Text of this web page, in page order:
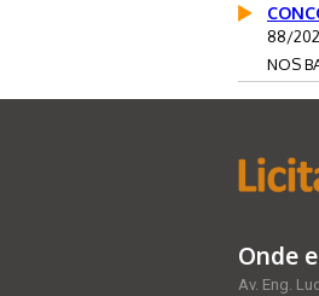
88/
NOS
Onde
Av. Eng.